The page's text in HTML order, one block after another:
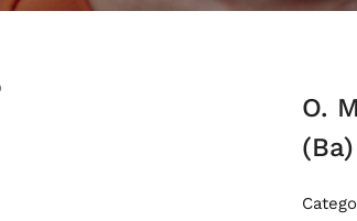
O.
(Ba)